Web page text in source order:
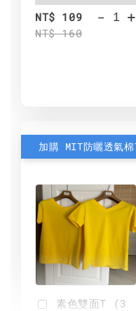
NT$ 109
NT$ 160
- +
素色雙面T (3